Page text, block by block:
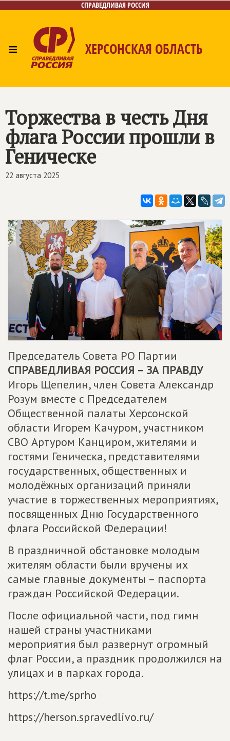
СПРАВЕДЛИВАЯ РОССИЯ
≡ ХЕРСОНСКАЯ ОБЛАСТЬ
Торжества в честь Дня
флага России прошли в
Геническе
22 августа 2025
Председатель Совета РО Партии
СПРАВЕДЛИВАЯ РОССИЯ – ЗА ПРАВДУ
Игорь Щепелин, член Совета Александр
Розум вместе с Председателем
Общественной палаты Херсонской
области Игорем Качуром, участником
СВО Артуром Канциром, жителями и
гостями Геническа, представителями
государственных, общественных и
молодёжных организаций приняли
участие в торжественных мероприятиях,
посвященных Дню Государственного
флага Российской Федерации!
В праздничной обстановке молодым
жителям области были вручены их
самые главные документы – паспорта
граждан Российской Федерации.
После официальной части, под гимн
нашей страны участниками
мероприятия был развернут огромный
флаг России, а праздник продолжился на
улицах и в парках города.
https://t.me/sprho
https://herson.spravedlivo.ru/